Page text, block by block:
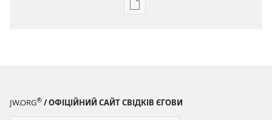
Параметри
JW.ORG® / ОФІЦІЙНИЙ САЙТ СВІДКІВ ЄГОВИ